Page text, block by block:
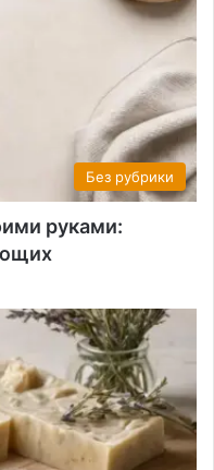
Без рубрики
руками: